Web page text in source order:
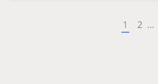
1 2 ...